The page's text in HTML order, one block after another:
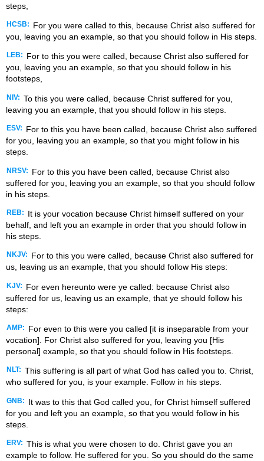
steps,
HCSB:
For you were called to this, because Christ also suffered for
you, leaving you an example, so that you should follow in His steps.
LEB:
For to this you were called, because Christ also suffered for
you, leaving you an example, so that you should follow in his
footsteps,
NIV: To this you were called, because Christ suffered for you,
leaving you an example, that you should follow in his steps.
ESV:
For to this you have been called, because Christ also suffered
for you, leaving you an example, so that you might follow in his
steps.
NRSV:
For to this you have been called, because Christ also
suffered for you, leaving you an example, so that you should follow
in his steps.
REB:
It is your vocation because Christ himself suffered on your
behalf, and left you an example in order that you should follow in
his steps.
NKJV:
For to this you were called, because Christ also suffered for
us, leaving us an example, that you should follow His steps:
KJV:
For even hereunto were ye called: because Christ also
suffered for us, leaving us an example, that ye should follow his
steps:
AMP:
For even to this were you called [it is inseparable from your
vocation]. For Christ also suffered for you, leaving you [His
personal] example, so that you should follow in His footsteps.
NLT: This suffering is all part of what God has called you to. Christ,
who suffered for you, is your example. Follow in his steps.
GNB:
It was to this that God called you, for Christ himself suffered
for you and left you an example, so that you would follow in his
steps.
ERV: This is what you were chosen to do. Christ gave you an
example to follow. He suffered for you. So you should do the same